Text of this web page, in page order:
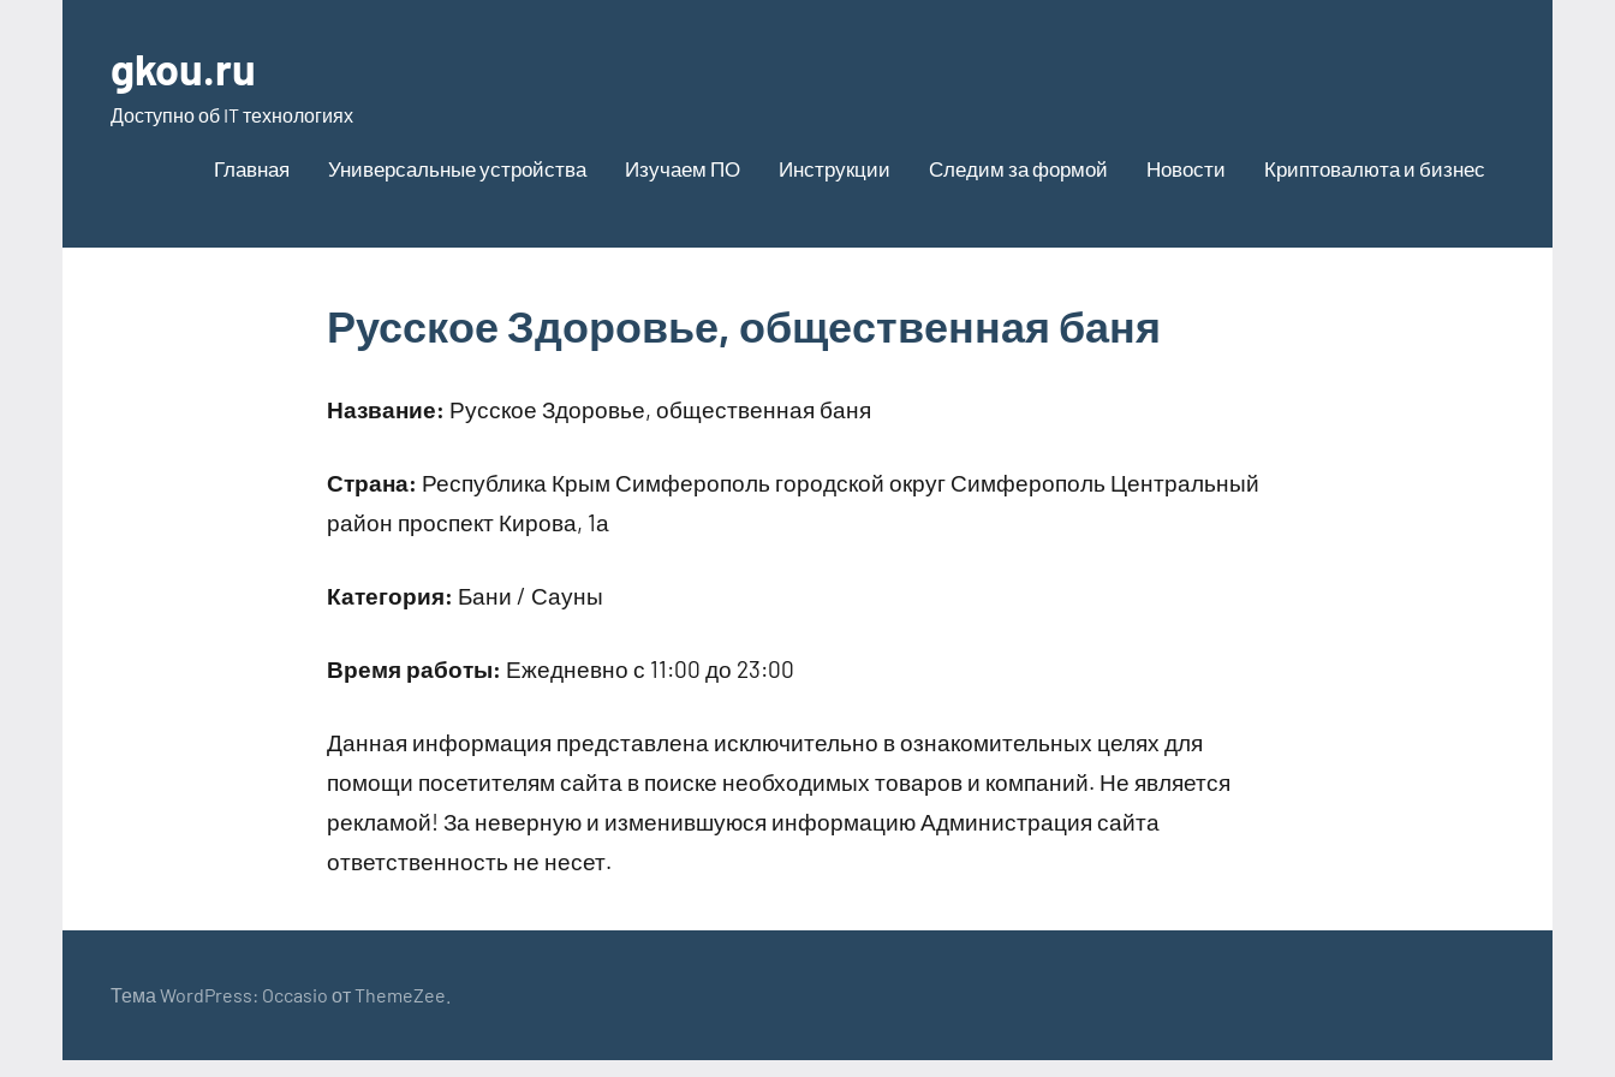
содержимому
gkou.ru
Доступно об IT технологиях
Главная Универсальные устройства Изучаем ПО Инструкции Следим за формой Новости Криптовалюта и бизнес
Русское Здоровье, общественная баня
Название: Русское Здоровье, общественная баня
Страна: Республика Крым Симферополь городской округ Симферополь Центральный
район проспект Кирова, 1а
Категория: Бани / Сауны
Время работы: Ежедневно с 11:00 до 23:00
Данная информация представлена исключительно в ознакомительных целях для
помощи посетителям сайта в поиске необходимых товаров и компаний. Не является
рекламой! За неверную и изменившуюся информацию Администрация сайта
ответственность не несет.
Тема WordPress: Occasio от ThemeZee.